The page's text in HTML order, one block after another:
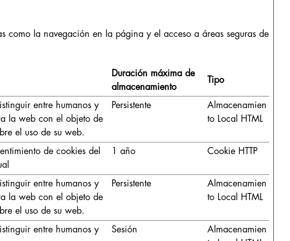
como la navegación en la página y el acceso a áreas seguras de
Duración máxima de
almacenamiento
Tipo
entre humanos y
la web con el objeto de
el uso de su web.
Persistente
Almacenamien
to Local HTML
de cookies del
1 año Cookie HTTP
entre humanos y
la web con el objeto de
el uso de su web.
Persistente
Almacenamien
to Local HTML
entre humanos y
Sesión
Almacenamien